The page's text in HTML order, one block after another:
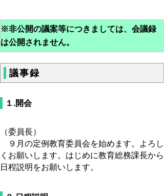
※非公開の議案等につきましては、会議録
は公開されません。
議事録
１.開会
（委員長）
９月の定例教育委員会を始めます。よろし
くお願いします。はじめに教育総務課長から
日程説明をお願いします。